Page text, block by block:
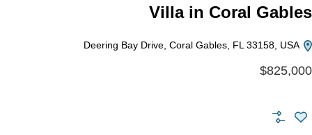
Villa in Coral Gables
$825,000